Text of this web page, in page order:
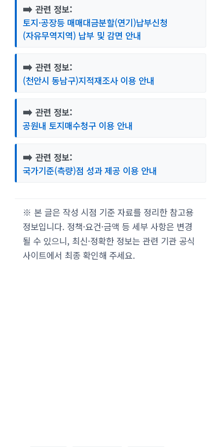
➡️ 관련 정보:
토지·공장등 매매대금분할(연기)납부신청
(자유무역지역) 납부 및 감면 안내
➡️ 관련 정보:
(천안시 동남구)지적재조사 이용 안내
➡️ 관련 정보:
공원내 토지매수청구 이용 안내
➡️ 관련 정보:
국가기준(측량)점 성과 제공 이용 안내
※ 본 글은 작성 시점 기준 자료를 정리한 참고용
정보입니다. 정책·요건·금액 등 세부 사항은 변경
될 수 있으니, 최신·정확한 정보는 관련 기관 공식
사이트에서 최종 확인해 주세요.